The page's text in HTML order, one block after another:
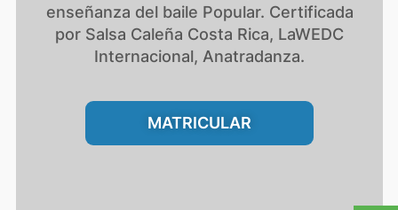
enseñanza del baile Popular. Certificada
por Salsa Caleña Costa Rica, LaWEDC
Internacional, Anatradanza.
MATRICULAR